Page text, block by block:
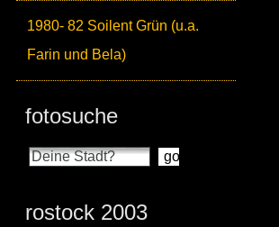
1980- 82 Soilent Grün (u.a.
Farin und Bela)
fotosuche
rostock 2003